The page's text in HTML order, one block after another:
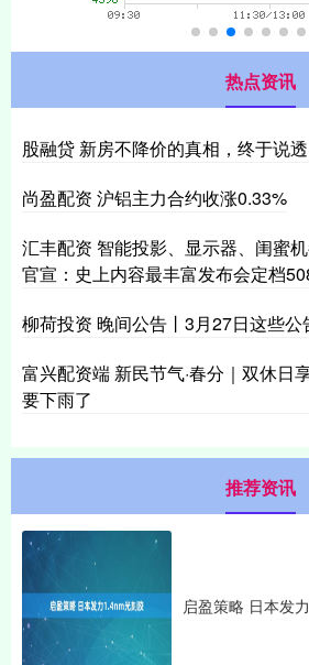
热点资讯
股融贷 新房不降价的真相，终于说
尚盈配资 沪铝主力合约收涨0.33%
汇丰配资 智能投影、显示器、闺蜜
官宣：史上内容最丰富发布会定档
柳荷投资 晚间公告丨3月27日这些公
富兴配资端 新民节气·春分｜双休日
要下雨了
推荐资讯
启盈策略 日本发